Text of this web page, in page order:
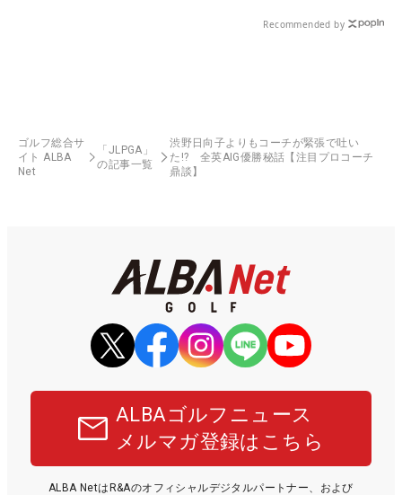
Recommended by
ゴルフ総合サ
イト ALBA
Net
「JLPGA」
の記事一覧
渋野日向子よりもコーチが緊張で吐い
た!? 全英AIG優勝秘話【注目プロコーチ
鼎談】
ALBAゴルフニュース
メルマガ登録はこちら
ALBA NetはR&Aのオフィシャルデジタルパートナー、および